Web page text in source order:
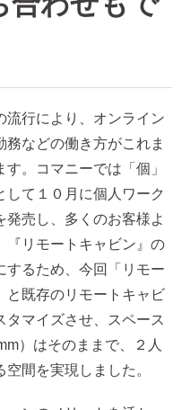
行により、オンライン
などの働き方がこれま
。コマニーでは「個」
して１０月に個人ワーク
発売し、多くのお客様よ
『リモートキャビン』の
するため、今回「リモー
と既存のリモートキャビ
タマイズさせ、スペース
）はそのままで、２人
間を実現しました。